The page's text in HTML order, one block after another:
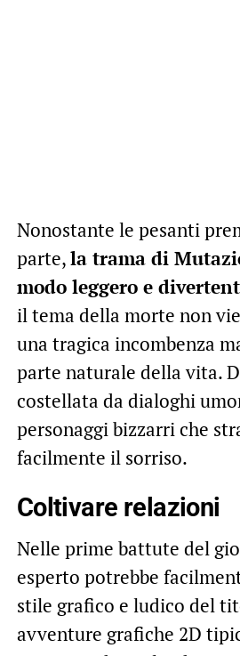
Nonostante le pesanti
parte,la trama di
modo leggero e
il tema della morte non
una tragica incombenza
parte naturale della vita.
costellata da dialoghi
personaggi bizzarri che
facilmente il sorriso.
Coltivare relazioni
Nelle prime battute del
esperto potrebbe
stile grafico e ludico del
avventure grafiche 2D